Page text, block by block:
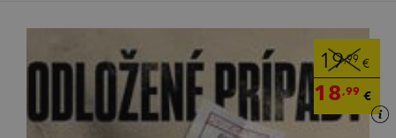
19,99 €
18,99 €